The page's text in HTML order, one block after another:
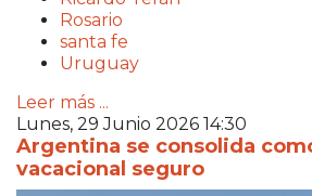
Rosario
santa fe
Uruguay
Leer más ...
Lunes, 29 Junio 2026 14:30
Argentina se consolida
vacacional seguro